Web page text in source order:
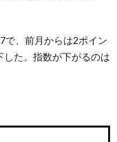
で、前月からは2ポイン
した。指数が下がるのは